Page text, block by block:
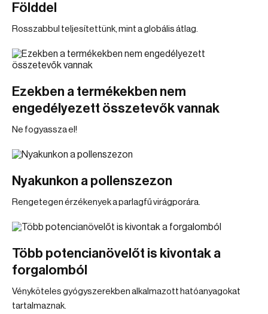
Földdel
Rosszabbul teljesítettünk, mint a globális átlag.
Ezekben a termékekben nem
engedélyezett összetevők vannak
Ne fogyassza el!
Nyakunkon a pollenszezon
Rengetegen érzékenyek a parlagfű virágporára.
Több potencianövelőt is kivontak a
forgalomból
Vényköteles gyógyszerekben alkalmazott hatóanyagokat
tartalmaznak.